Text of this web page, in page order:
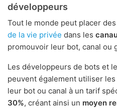
développeurs
Tout le monde peut placer des
de la vie privée dans les
promouvoir leur bot, canal ou
Les développeurs de bots et
peuvent également utiliser les
leur bot ou canal à un tarif
30%, créant ainsi un moyen